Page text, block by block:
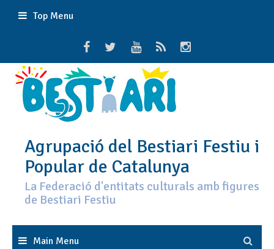
Top Menu
Agrupació del Bestiari Festiu i
Popular de Catalunya
La Federació d'entitats culturals amb figures
de Bestiari Festiu
Main Menu